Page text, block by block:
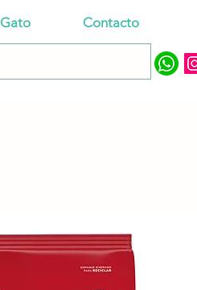
Gato Contacto